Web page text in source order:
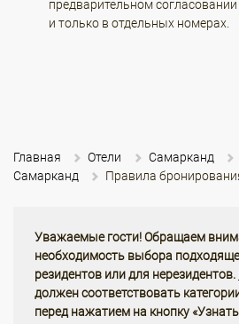
предварительном
и только в отдельных номерах.
Главная Отели Самарканд
Самарканд
Правила
Уважаемые гости! Обращаем
необходимость выбора
резидентов или для нерезидентов.
должен соответствовать
перед нажатием на кнопку